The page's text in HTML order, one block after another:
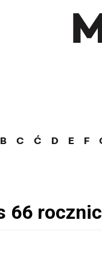
B C Ć D E F